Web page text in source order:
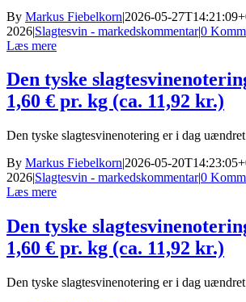
By Markus Fiebelkorn|2026-05-
2026|Slagtesvin - markedskommentar|0
Læs mere
Den tyske
1,60 € pr. kg (ca. 11,92 kr.)
Den tyske slagtesvinenotering er i dag
By Markus Fiebelkorn|2026-05-
2026|Slagtesvin - markedskommentar|0
Læs mere
Den tyske
1,60 € pr. kg (ca. 11,92 kr.)
Den tyske slagtesvinenotering er i dag